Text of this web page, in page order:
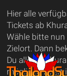
Hier alle
Tickets ab
Wähle bitte nun
Zielort. Dann
Du alle ab
möglichen